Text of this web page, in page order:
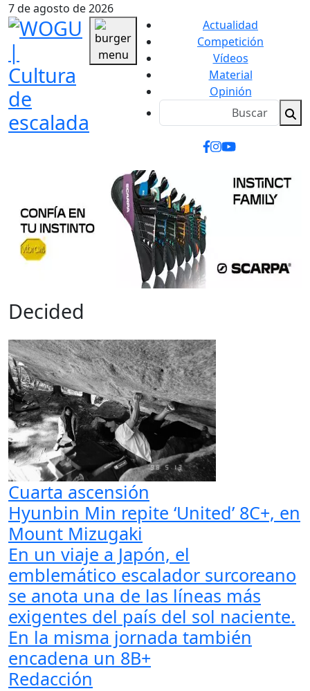
7 de agosto de 2026
Actualidad
Competición
Vídeos
Material
Opinión
Decided
Cuarta ascensión
Hyunbin Min repite ‘United’ 8C+, en
Mount Mizugaki
En un viaje a Japón, el
emblemático escalador surcoreano
se anota una de las líneas más
exigentes del país del sol naciente.
En la misma jornada también
encadena un 8B+
Redacción